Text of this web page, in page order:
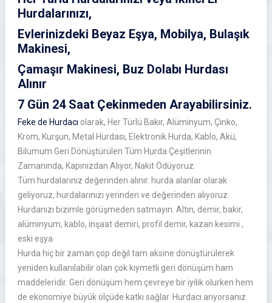
Hurdalarınızı,
Evlerinizdeki Beyaz Eşya, Mobilya, Bulaşık
Makinesi,
Çamaşır Makinesi, Buz Dolabı Hurdası
Alınır
7 Gün 24 Saat Çekinmeden Arayabilirsiniz.
Feke de Hurdacı olarak, Her Türlü Bakır, Alüminyum, Çinko,
Krom, Kurşun, Metal Hurdası, Elektronik Hurda, Kablo, Akü,
Bilumum Geri Dönüştürülen Tüm Hurda Çeşitlerinin
Zamanında, Kapınızdan Alıyor, Nakit Ödüyoruz.
Tüm hurdalarınız değerinden alınır. hurda alanlar olarak
geliyoruz, hurdalarınızı yerinden ve değerinden alıyoruz.
Hurdanızı bizimle görüşmeden satmayın. Altın, demir, bakır,
alüminyum, kablo, inşaat demiri, profil demir, kazan kesimi ,
eski eşya
Hurda hiç bir zaman çöp değil tam aksine dönüştürülerek
yeniden kullanılabilir olan çok kıymetli geri dönüşüm ham
maddeleridir. Geri dönüşüm hem çevreye bir iyilik olurken hem
de ekonomiye büyük ölçüde katkı sağlar. Hurdacı arıyorsanız